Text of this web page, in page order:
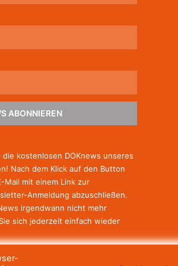
ABONNIEREN
kostenlosen DOKnews unseres
Nach dem Klick auf den Button
Mail mit einem Link zur
Anmeldung abzuschließen.
irgendwann nicht mehr
sich jederzeit einfach wieder